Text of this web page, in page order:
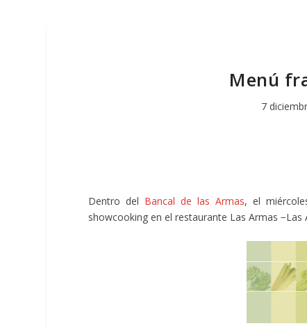
Menú
7
Dentro del Bancal de las Armas, el
showcooking en el restaurante Las Armas